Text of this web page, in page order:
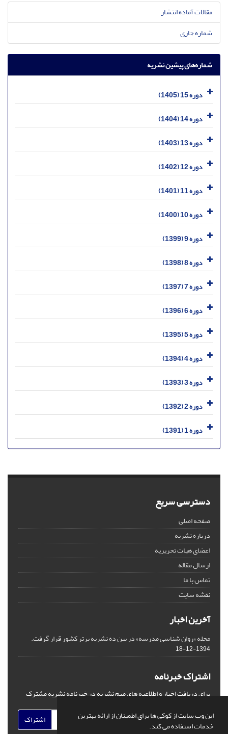
این وب سایت از کوکی ها برای اطمینان از ارائه بهترین
خدمات استفاده می کند.
مقالات آماده انتشار
شماره جاری
شماره‌های پیشین نشریه
دوره 15 (1405)
دوره 14 (1404)
دوره 13 (1403)
دوره 12 (1402)
دوره 11 (1401)
دوره 10 (1400)
دوره 9 (1399)
دوره 8 (1398)
دوره 7 (1397)
دوره 6 (1396)
دوره 5 (1395)
دوره 4 (1394)
دوره 3 (1393)
دوره 2 (1392)
دوره 1 (1391)
دسترسی سریع
صفحه اصلی
درباره نشریه
اعضای هیات تحریریه
ارسال مقاله
تماس با ما
نقشه سایت
آخرین اخبار
مجله «روان شناسی مدرسه» در بین ده نشریه برتر کشور قرار گرفت.
1394-12-18
اشتراک خبرنامه
برای دریافت اخبار و اطلاعیه های مهم نشریه در خبرنامه نشریه مشترک
اشتراک